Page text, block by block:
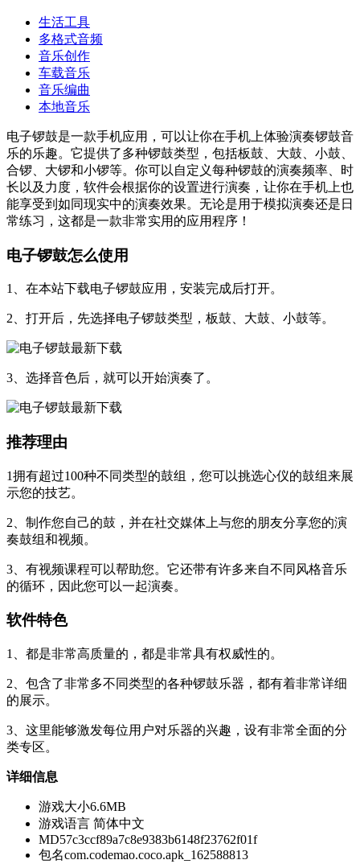
生活工具
多格式音频
音乐创作
车载音乐
音乐编曲
本地音乐
电子锣鼓是一款手机应用，可以让你在手机上体验演奏锣鼓音
乐的乐趣。它提供了多种锣鼓类型，包括板鼓、大鼓、小鼓、
合锣、大锣和小锣等。你可以自定义每种锣鼓的演奏频率、时
长以及力度，软件会根据你的设置进行演奏，让你在手机上也
能享受到如同现实中的演奏效果。无论是用于模拟演奏还是日
常练习，这都是一款非常实用的应用程序！
电子锣鼓怎么使用
1、在本站下载电子锣鼓应用，安装完成后打开。
2、打开后，先选择电子锣鼓类型，板鼓、大鼓、小鼓等。
3、选择音色后，就可以开始演奏了。
推荐理由
1拥有超过100种不同类型的鼓组，您可以挑选心仪的鼓组来展
示您的技艺。
2、制作您自己的鼓，并在社交媒体上与您的朋友分享您的演
奏鼓组和视频。
3、有视频课程可以帮助您。它还带有许多来自不同风格音乐
的循环，因此您可以一起演奏。
软件特色
1、都是非常高质量的，都是非常具有权威性的。
2、包含了非常多不同类型的各种锣鼓乐器，都有着非常详细
的展示。
3、这里能够激发每位用户对乐器的兴趣，设有非常全面的分
类专区。
详细信息
游戏大小6.6MB
游戏语言 简体中文
MD57c3ccf89a7c8e9383b6148f23762f01f
包名com.codemao.coco.apk_162588813